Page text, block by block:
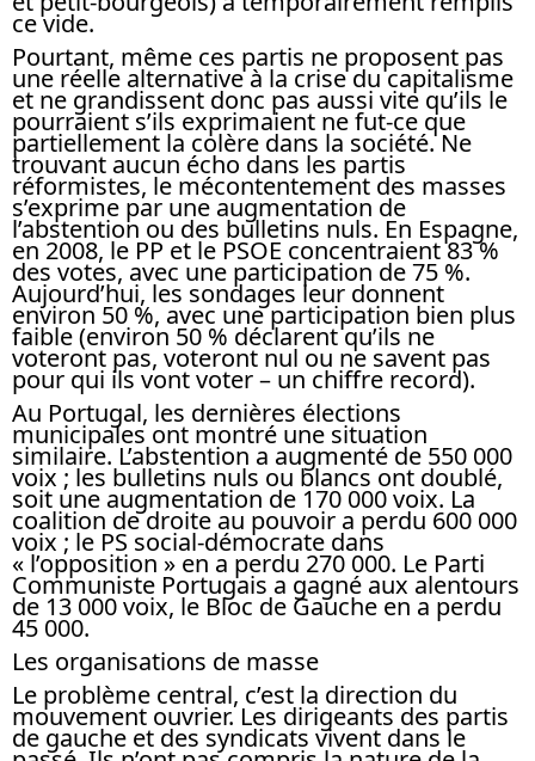
ce vide.
Pourtant, même ces partis ne proposent pas
une réelle alternative à la crise du capitalisme
et ne grandissent donc pas aussi vite qu’ils le
pourraient s’ils exprimaient ne fut-ce que
partiellement la colère dans la société. Ne
trouvant aucun écho dans les partis
réformistes, le mécontentement des masses
s’exprime par une augmentation de
l’abstention ou des bulletins nuls. En Espagne,
en 2008, le PP et le PSOE concentraient 83 %
des votes, avec une participation de 75 %.
Aujourd’hui, les sondages leur donnent
environ 50 %, avec une participation bien plus
faible (environ 50 % déclarent qu’ils ne
voteront pas, voteront nul ou ne savent pas
pour qui ils vont voter – un chiffre record).
Au Portugal, les dernières élections
municipales ont montré une situation
similaire. L’abstention a augmenté de 550 000
voix ; les bulletins nuls ou blancs ont doublé,
soit une augmentation de 170 000 voix. La
coalition de droite au pouvoir a perdu 600 000
voix ; le PS social-démocrate dans
« l’opposition » en a perdu 270 000. Le Parti
Communiste Portugais a gagné aux alentours
de 13 000 voix, le Bloc de Gauche en a perdu
45 000.
Les organisations de masse
Le problème central, c’est la direction du
mouvement ouvrier. Les dirigeants des partis
de gauche et des syndicats vivent dans le